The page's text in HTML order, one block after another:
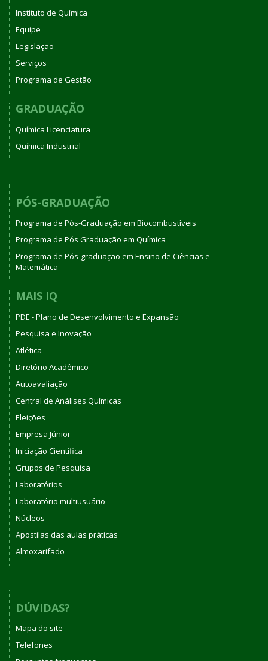
Instituto de Química
Equipe
Legislação
Serviços
Programa de Gestão
GRADUAÇÃO
Química Licenciatura
Química Industrial
PÓS-GRADUAÇÃO
Programa de Pós-Graduação em Biocombustíveis
Programa de Pós Graduação em Química
Programa de Pós-graduação em Ensino de Ciências e
Matemática
MAIS IQ
PDE - Plano de Desenvolvimento e Expansão
Pesquisa e Inovação
Atlética
Diretório Acadêmico
Autoavaliação
Central de Análises Químicas
Eleições
Empresa Júnior
Iniciação Científica
Grupos de Pesquisa
Laboratórios
Laboratório multiusuário
Núcleos
Apostilas das aulas práticas
Almoxarifado
DÚVIDAS?
Mapa do site
Telefones